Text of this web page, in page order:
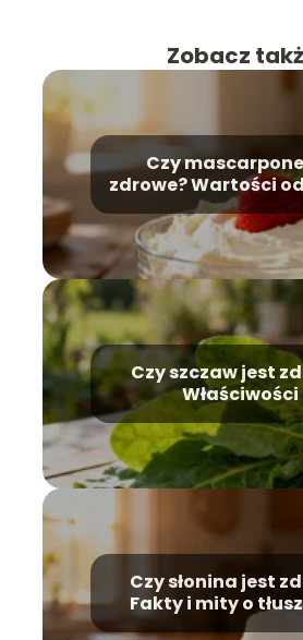
Zobacz
Czy
zdrowe? Wartości
Czy szczaw jest
Właściwości
Czy słonina jest
Fakty i mity o
zwierzęcych